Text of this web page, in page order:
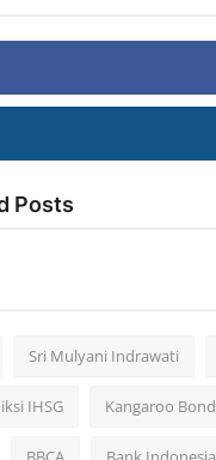
Posts
Sri Mulyani Indrawati
IHSG Kangaroo Bond